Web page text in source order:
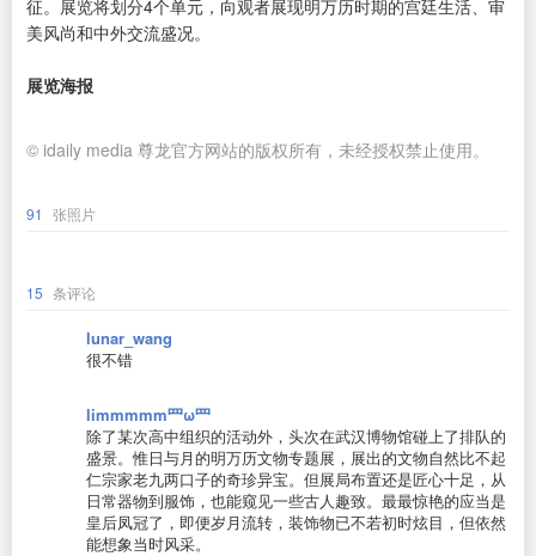
征。展览将划分4个单元，向观者展现明万历时期的宫廷生活、审
美风尚和中外交流盛况。
展览海报
© idaily media 尊龙官方网站的版权所有，未经授权禁止使用。
91 张照片
15 条评论
lunar_wang
很不错
limmmmm罒ω罒
除了某次高中组织的活动外，头次在武汉博物馆碰上了排队的
盛景。惟日与月的明万历文物专题展，展出的文物自然比不起
仁宗家老九两口子的奇珍异宝。但展局布置还是匠心十足，从
日常器物到服饰，也能窥见一些古人趣致。最最惊艳的应当是
皇后凤冠了，即便岁月流转，装饰物已不若初时炫目，但依然
能想象当时风采。